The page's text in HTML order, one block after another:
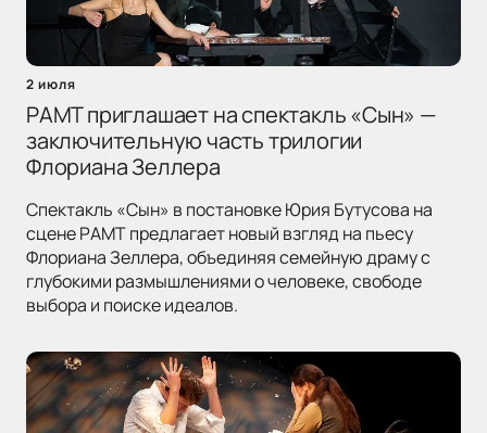
2 июля
РАМТ приглашает на спектакль «Сын» —
заключительную часть трилогии
Флориана Зеллера
Спектакль «Сын» в постановке Юрия Бутусова на
сцене РАМТ предлагает новый взгляд на пьесу
Флориана Зеллера, объединяя семейную драму с
глубокими размышлениями о человеке, свободе
выбора и поиске идеалов.